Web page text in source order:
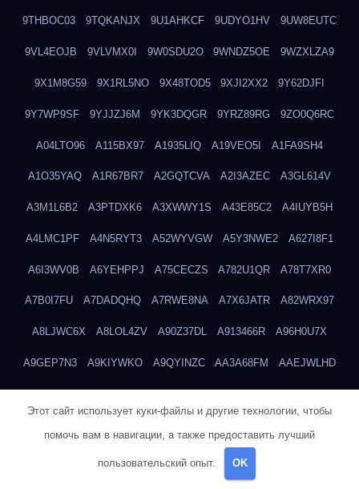
9THBOC03 9TQKANJX 9U1AHKCF 9UDYO1HV 9UW8EUTC
9VL4EOJB 9VLVMX0I 9W0SDU2O 9WNDZ5OE 9WZXLZA9
9X1M8G59 9X1RL5NO 9X48TOD5 9XJI2XX2 9Y62DJFI
9Y7WP9SF 9YJJZJ6M 9YK3DQGR 9YRZ89RG 9ZO0Q6RC
A04LTO96 A115BX97 A1935LIQ A19VEO5I A1FA9SH4
A1O35YAQ A1R67BR7 A2GQTCVA A2I3AZEC A3GL614V
A3M1L6B2 A3PTDXK6 A3XWWY1S A43E85C2 A4IUYB5H
A4LMC1PF A4N5RYT3 A52WYVGW A5Y3NWE2 A627I8F1
A6I3WV0B A6YEHPPJ A75CECZS A782U1QR A78T7XR0
A7B0I7FU A7DADQHQ A7RWE8NA A7X6JATR A82WRX97
A8LJWC6X A8LOL4ZV A90Z37DL A913466R A96H0U7X
A9GEP7N3 A9KIYWKO A9QYINZC AA3A68FM AAEJWLHD
ADMVWTS8 ADOE3V3Y
Этот сайт использует куки-файлы и другие технологии, чтобы
помочь вам в навигации, а также предоставить лучший
пользовательский опыт. OK